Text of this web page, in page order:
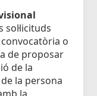
sol·licituds
o
de proposar
de la
la persona